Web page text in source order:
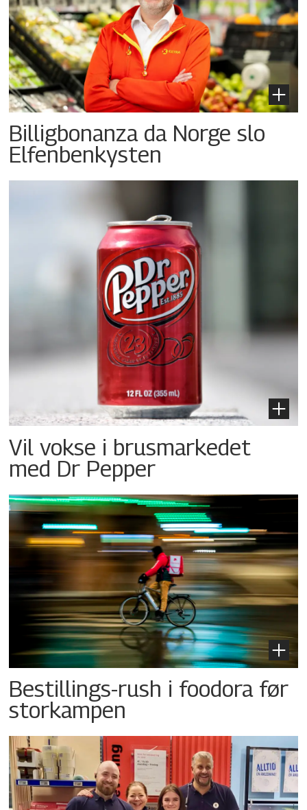
Billigbonanza da Norge slo
Elfenbenkysten
Vil vokse i brusmarkedet
med Dr Pepper
Bestillings-rush i foodora før
storkampen